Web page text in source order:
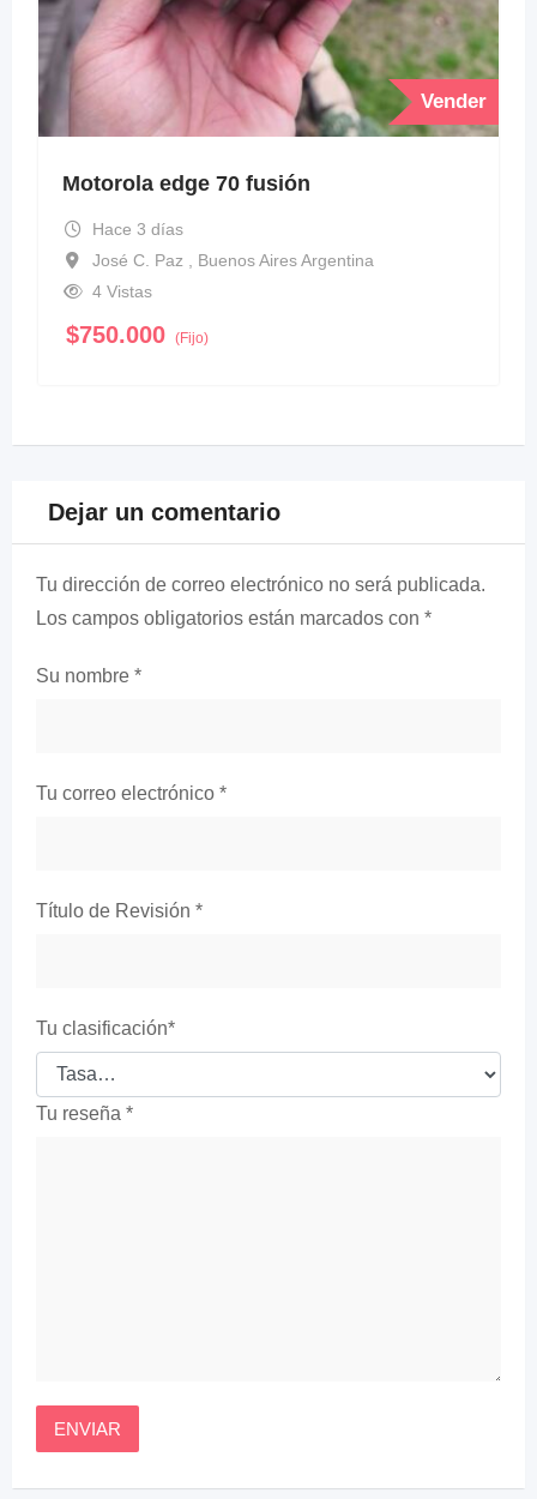
Vender
Motorola edge 70 fusión
Hace 3 días
José C. Paz , Buenos Aires Argentina
4 Vistas
$750.000 (Fijo)
Dejar un comentario
Tu dirección de correo electrónico no será publicada.
Los campos obligatorios están marcados con *
Su nombre *
Tu correo electrónico *
Título de Revisión *
Tu clasificación*
Tu reseña *